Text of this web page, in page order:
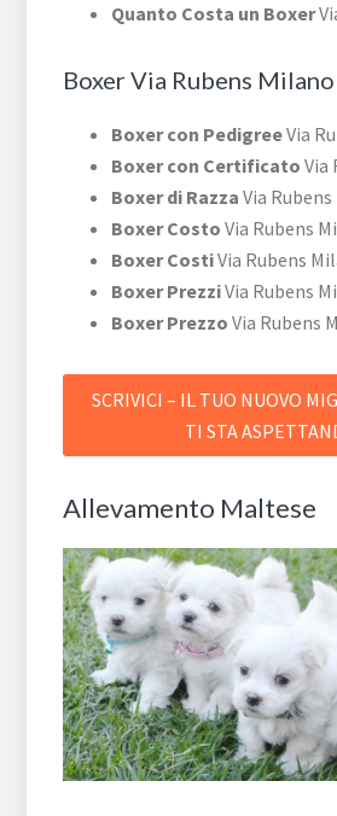
Quanto Costa un Boxer
Boxer Via Rubens Milano
Boxer con PedigreeVia
Boxer con Certificato Via
Boxer di Razza Via
Boxer Costo Via Rubens
Boxer CostiVia Rubens
Boxer PrezziVia Rubens
Boxer Prezzo Via Rubens
SCRIVICI – IL TUO NUOVO
TI STA
Allevamento Maltese